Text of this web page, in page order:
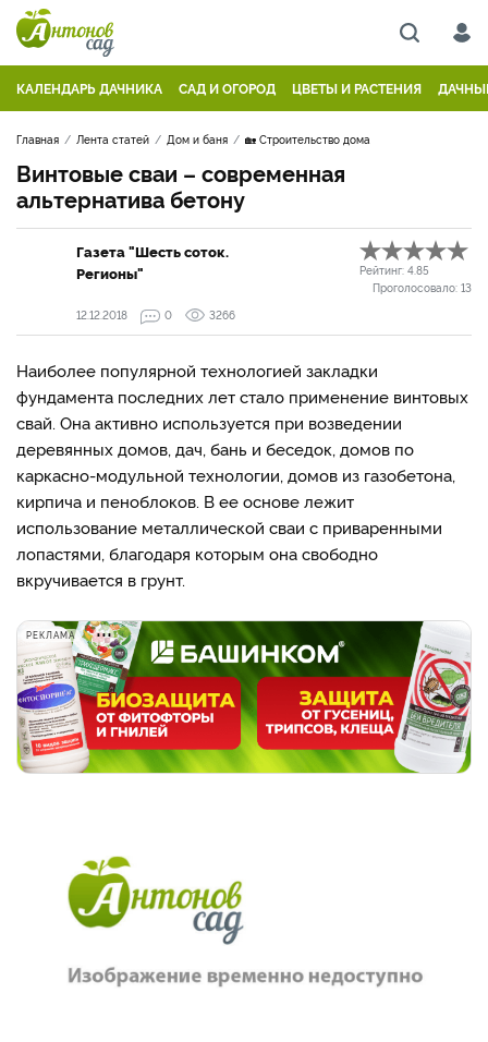
КАЛЕНДАРЬ ДАЧНИКА САД И ОГОРОД ЦВЕТЫ И РАСТЕНИЯ
Главная Лента статей Дом и баня 🏡 Строительство дома
Винтовые сваи – современная
альтернатива бетону
Газета "Шесть соток.
Регионы"
Рейтинг: 4.85
Проголосовало: 13
12.12.2018
0 3266
Наиболее популярной технологией закладки
фундамента последних лет стало применение винтовых
свай. Она активно используется при возведении
деревянных домов, дач, бань и беседок, домов по
каркасно­-модульной технологии, домов из газобетона,
кирпича и пеноблоков. В ее основе лежит
использование металлической сваи с приваренными
лопастями, благодаря которым она свободно
вкручивается в грунт.
РЕКЛАМА